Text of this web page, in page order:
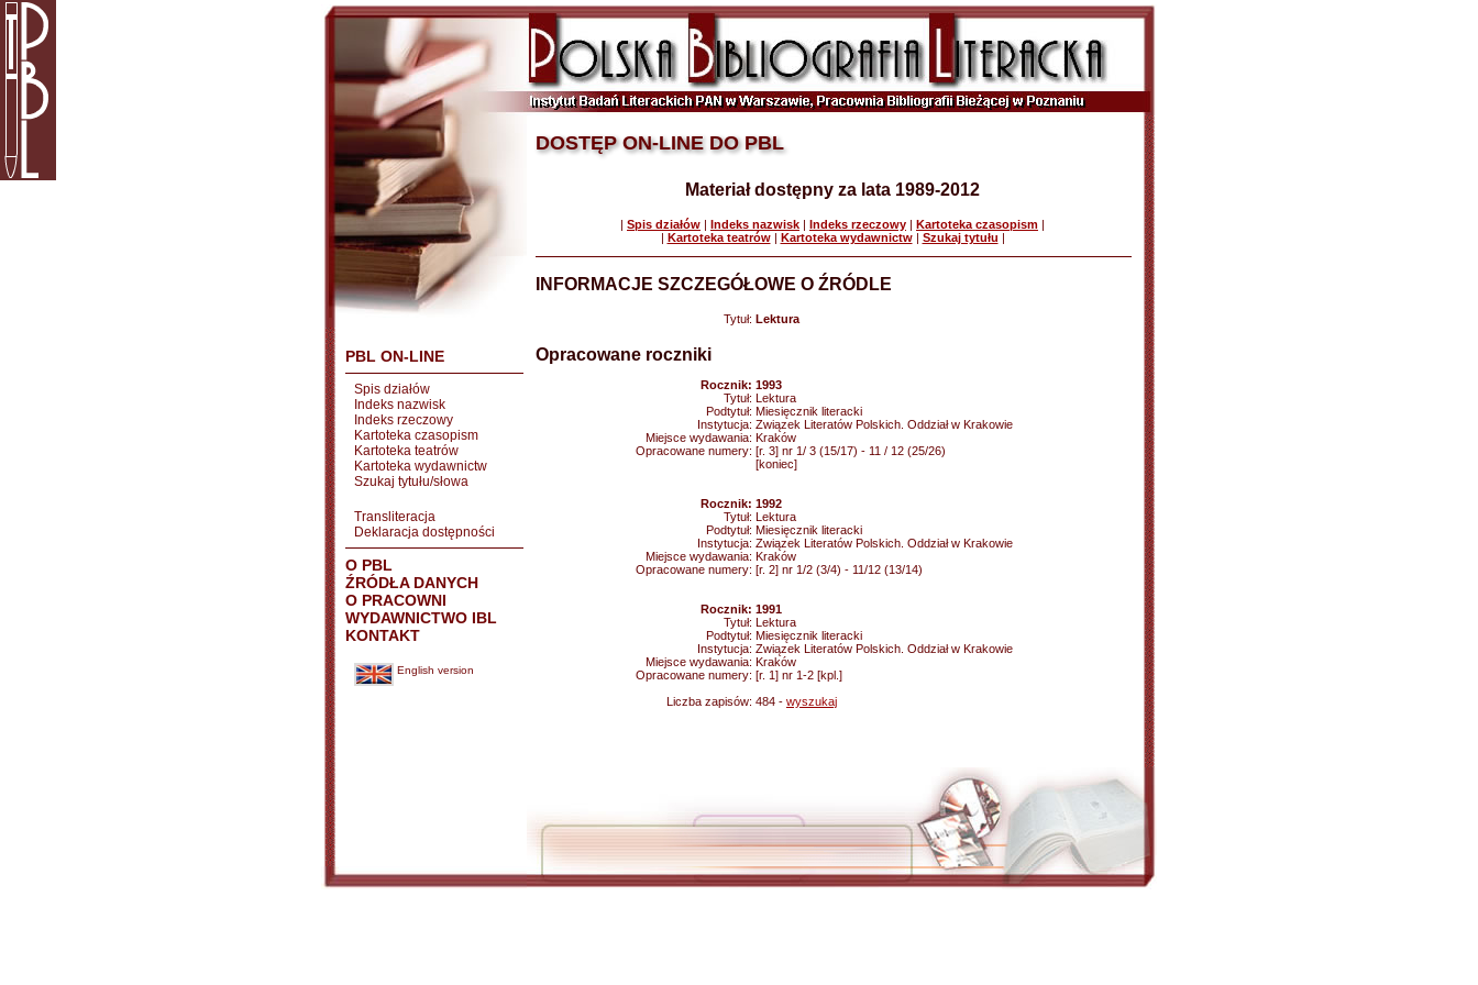
PBL ON-LINE
Spis działów
Indeks nazwisk
Indeks rzeczowy
Kartoteka czasopism
Kartoteka teatrów
Kartoteka wydawnictw
Szukaj tytułu/słowa
Transliteracja
Deklaracja dostępności
O PBL
ŹRÓDŁA DANYCH
O PRACOWNI
WYDAWNICTWO IBL
KONTAKT
English version
DOSTĘP ON-LINE DO PBL
Materiał dostępny za lata 1989-2012
| Spis działów | Indeks nazwisk | Indeks rzeczowy | Kartoteka czasopism |
| Kartoteka teatrów| Kartoteka wydawnictw| Szukaj tytułu |
INFORMACJE SZCZEGÓŁOWE O ŹRÓDLE
Tytuł: Lektura
Opracowane roczniki
Rocznik: 1993
Tytuł: Lektura
Podtytuł: Miesięcznik literacki
Instytucja: Związek Literatów Polskich. Oddział w Krakowie
Miejsce wydawania: Kraków
Opracowane numery: [r. 3] nr 1/ 3 (15/17) - 11 / 12 (25/26)
[koniec]
Rocznik: 1992
Tytuł: Lektura
Podtytuł: Miesięcznik literacki
Instytucja: Związek Literatów Polskich. Oddział w Krakowie
Miejsce wydawania: Kraków
Opracowane numery: [r. 2] nr 1/2 (3/4) - 11/12 (13/14)
Rocznik: 1991
Tytuł: Lektura
Podtytuł: Miesięcznik literacki
Instytucja: Związek Literatów Polskich. Oddział w Krakowie
Miejsce wydawania: Kraków
Opracowane numery: [r. 1] nr 1-2 [kpl.]
Liczba zapisów: 484 - wyszukaj